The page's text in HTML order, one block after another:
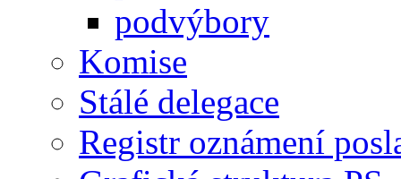
podvýbory
Komise
Stálé delegace
Registr oznámení